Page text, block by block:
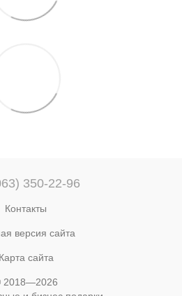
350-22-96
Контакты
версия сайта
Карта сайта
2018—2026